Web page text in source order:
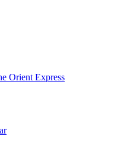
Orient Express